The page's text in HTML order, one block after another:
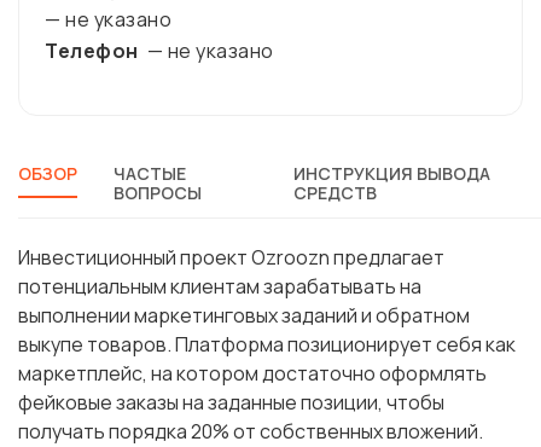
— не указано
Телефон — не указано
ОБЗОР
ЧАСТЫЕ
ВОПРОСЫ
ИНСТРУКЦИЯ ВЫВОДА
СРЕДСТВ
Инвестиционный проект Ozroozn предлагает
потенциальным клиентам зарабатывать на
выполнении маркетинговых заданий и обратном
выкупе товаров. Платформа позиционирует себя как
маркетплейс, на котором достаточно оформлять
фейковые заказы на заданные позиции, чтобы
получать порядка 20% от собственных вложений.